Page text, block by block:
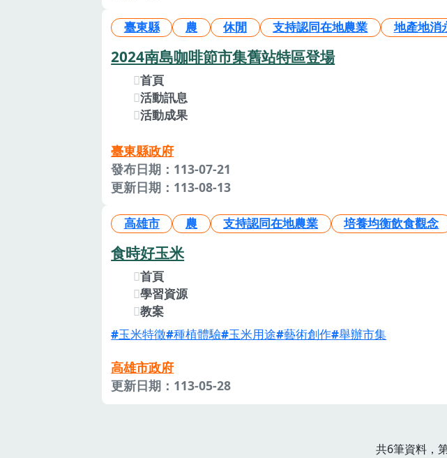
臺東縣 農 休閒 支持認同在地農業 地產地消
2024南島咖啡節市集舊站特區登場
首頁
活動訊息
活動成果
臺東縣政府
發布日期：113-07-21
更新日期：113-08-13
高雄市 農 支持認同在地農業 培養均衡飲食觀念
食時好玉米
首頁
學習資源
教案
玉米特徵 種植體驗 玉米用途 藝術創作 舉辦市集
高雄市政府
更新日期：113-05-28
共6筆資料，